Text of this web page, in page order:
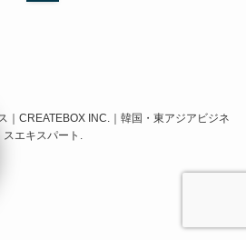
｜CREATEBOX INC.｜韓国・東アジアビジネ
スエキスパート.